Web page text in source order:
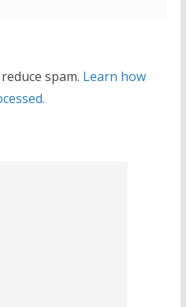
spam. Learn how